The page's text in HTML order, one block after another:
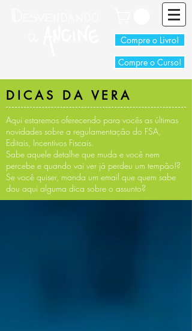
Compre o Livro!
Compre o Curso!
DICAS DA VERA
Aqui estaremos oferecendo para vocês as últimas
novidades sobre a regulamentação do FSA,
Editais, Incentivos Fiscais.
Sabe aquele detalhe que muda e você nem
percebe e quando vai ver já perdeu um tempão!?
Se você quiser, manda um email que quem sabe
dou aqui alguma dica sobre o assunto?